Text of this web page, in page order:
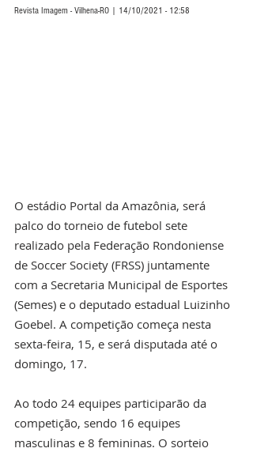
Revista Imagem - Vilhena-RO | 14/10/2021 - 12:58
O estádio Portal da Amazônia, será
palco do torneio de futebol sete
realizado pela Federação Rondoniense
de Soccer Society (FRSS) juntamente
com a Secretaria Municipal de Esportes
(Semes) e o deputado estadual Luizinho
Goebel. A competição começa nesta
sexta-feira, 15, e será disputada até o
domingo, 17.
Ao todo 24 equipes participarão da
competição, sendo 16 equipes
masculinas e 8 femininas. O sorteio